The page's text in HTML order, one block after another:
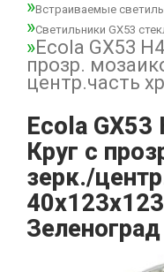
Встраиваемые
Светильники GX53
Ecola GX53
прозр.
центр.часть
Ecola GX53
Круг с
зерк./
Зеленоград